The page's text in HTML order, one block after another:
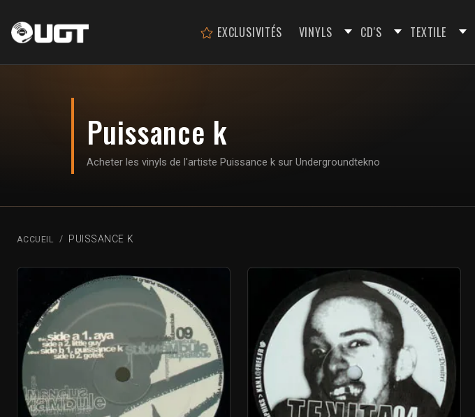
EXCLUSIVITÉS VINYLS CD'S TEXTILE
Puissance k
Acheter les vinyls de l'artiste Puissance k sur Undergroundtekno
ACCUEIL PUISSANCE K